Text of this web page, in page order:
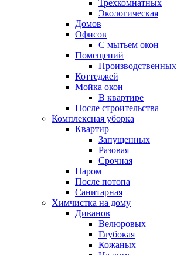
Трехкомнатных
Экологическая
Домов
Офисов
С мытьем окон
Помещений
Производственных
Коттеджей
Мойка окон
В квартире
После строительства
Комплексная уборка
Квартир
Запущенных
Разовая
Срочная
Паром
После потопа
Санитарная
Химчистка на дому
Диванов
Велюровых
Глубокая
Кожаных